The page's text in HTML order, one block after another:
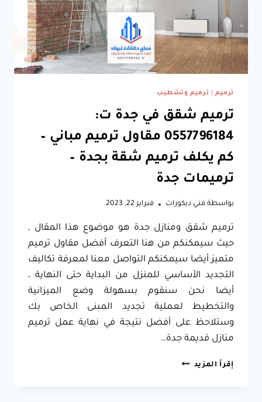
ترميم| ترميم وتشطيب
ترميم شقق في جدة ت:
0557796184 مقاول ترميم مباني –
كم يكلف ترميم شقة بجدة –
ترميمات جدة
بواسطة فني ديكورات فبراير 22, 2023
ترميم شقق ومنازل جدة هو موضوع هذا المقال ,
حيث سيمكنكم من هنا التعرف أفضل مقاول ترميم
متميز أيضا سيمكنكم التواصل معنا لمعرفة تكاليف
التجديد الأساسي للمنزل من البداية حتى النهاية ،
أيضا نحن سنقوم بسهولة وضع الميزانية
والتخطيط لعملية تجديد المبنى الخاص بك
وستلاحظ على أفضل نتيجة في نهاية عمل ترميم
منازل قديمة جدة…
إقرأ المزيد ترميم